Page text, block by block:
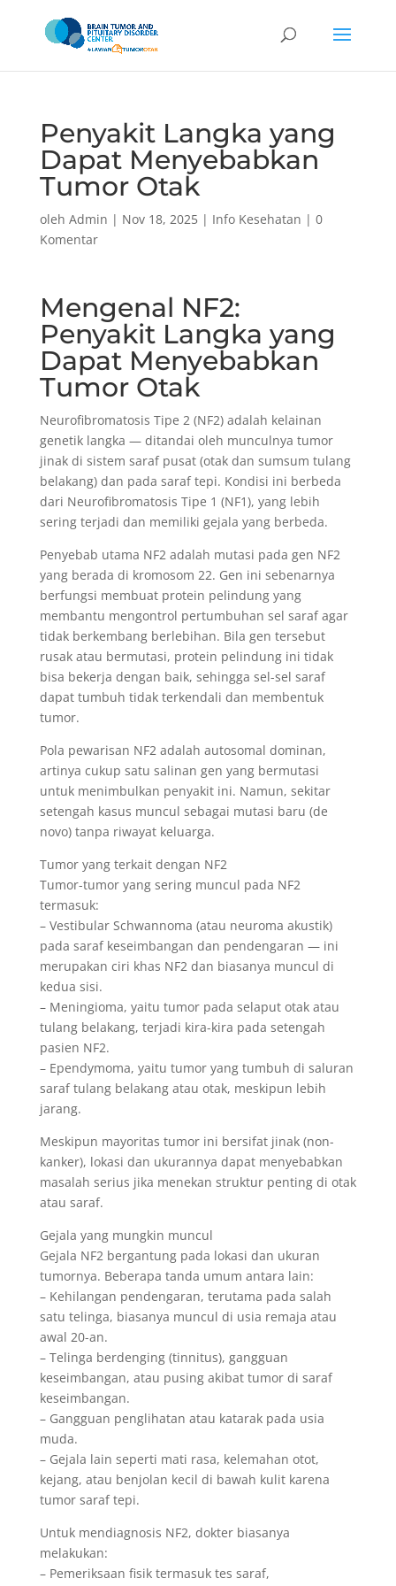
Penyakit Langka yang
Dapat Menyebabkan
Tumor Otak
oleh Admin | Nov 18, 2025| Info Kesehatan | 0
Komentar
Mengenal NF2:
Penyakit Langka yang
Dapat Menyebabkan
Tumor Otak
Neurofibromatosis Tipe 2 (NF2) adalah kelainan
genetik langka — ditandai oleh munculnya tumor
jinak di sistem saraf pusat (otak dan sumsum tulang
belakang) dan pada saraf tepi. Kondisi ini berbeda
dari Neurofibromatosis Tipe 1 (NF1), yang lebih
sering terjadi dan memiliki gejala yang berbeda.
Penyebab utama NF2 adalah mutasi pada gen NF2
yang berada di kromosom 22. Gen ini sebenarnya
berfungsi membuat protein pelindung yang
membantu mengontrol pertumbuhan sel saraf agar
tidak berkembang berlebihan. Bila gen tersebut
rusak atau bermutasi, protein pelindung ini tidak
bisa bekerja dengan baik, sehingga sel-sel saraf
dapat tumbuh tidak terkendali dan membentuk
tumor.
Pola pewarisan NF2 adalah autosomal dominan,
artinya cukup satu salinan gen yang bermutasi
untuk menimbulkan penyakit ini. Namun, sekitar
setengah kasus muncul sebagai mutasi baru (de
novo) tanpa riwayat keluarga.
Tumor yang terkait dengan NF2
Tumor-tumor yang sering muncul pada NF2
termasuk:
– Vestibular Schwannoma (atau neuroma akustik)
pada saraf keseimbangan dan pendengaran — ini
merupakan ciri khas NF2 dan biasanya muncul di
kedua sisi.
– Meningioma, yaitu tumor pada selaput otak atau
tulang belakang, terjadi kira-kira pada setengah
pasien NF2.
– Ependymoma, yaitu tumor yang tumbuh di saluran
saraf tulang belakang atau otak, meskipun lebih
jarang.
Meskipun mayoritas tumor ini bersifat jinak (non-
kanker), lokasi dan ukurannya dapat menyebabkan
masalah serius jika menekan struktur penting di otak
atau saraf.
Gejala yang mungkin muncul
Gejala NF2 bergantung pada lokasi dan ukuran
tumornya. Beberapa tanda umum antara lain:
– Kehilangan pendengaran, terutama pada salah
satu telinga, biasanya muncul di usia remaja atau
awal 20-an.
– Telinga berdenging (tinnitus), gangguan
keseimbangan, atau pusing akibat tumor di saraf
keseimbangan.
– Gangguan penglihatan atau katarak pada usia
muda.
– Gejala lain seperti mati rasa, kelemahan otot,
kejang, atau benjolan kecil di bawah kulit karena
tumor saraf tepi.
Untuk mendiagnosis NF2, dokter biasanya
melakukan:
– Pemeriksaan fisik termasuk tes saraf,